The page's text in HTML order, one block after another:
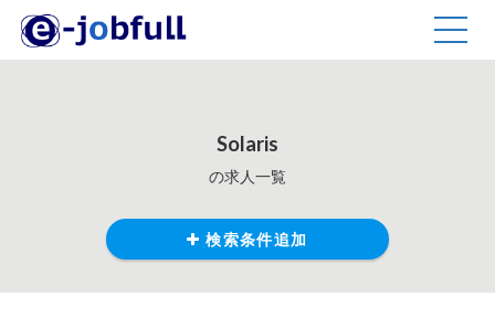
Solaris
の求人一覧
検索条件追加